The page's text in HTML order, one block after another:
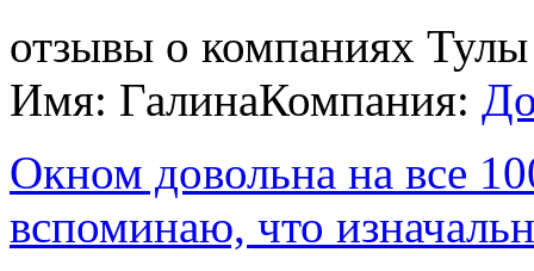
отзывы о компаниях Тулы
Имя: ГалинаКомпания:
Окном довольна на все
вспоминаю, что